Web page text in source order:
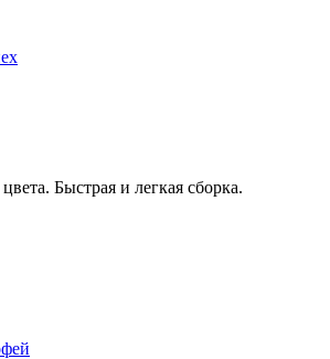
Быстрая и легкая сборка.